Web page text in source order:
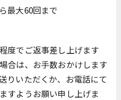
最大60回まで
度でご返事差し上げます
合は、お手数おかけします
りいただくか、お電話にて
すようお願い申し上げま